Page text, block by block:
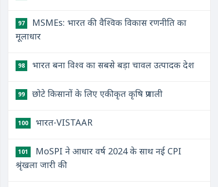
97
MSMEs: भारत की वैश्विक विकास रणनीति का
मूलाधार
98 भारत बना विश्व का सबसे बड़ा चावल उत्पादक देश
99 छोटे किसानों के लिए एकीकृत कृषि प्रणाली
100 भारत-VISTAAR
101
MoSPI ने आधार वर्ष 2024 के साथ नई CPI
श्रृंखला जारी की